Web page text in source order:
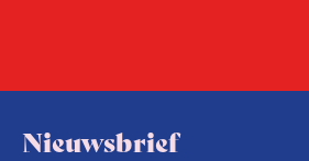
Nieuwsbrief